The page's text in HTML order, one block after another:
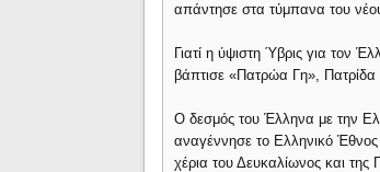
απάντησε στα τύμπανα του
Γιατί η ύψιστη Ύβρις για τον
βάπτισε «Πατρώα Γη», Πατρίδα
Ο δεσμός του Έλληνα με την
αναγέννησε το Ελληνικό
χέρια του Δευκαλίωνος και της